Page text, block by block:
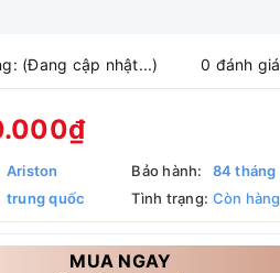
(Đang cập nhật...) 0 đánh giá
Ariston
trung quốc
Bảo hành:
84 tháng
Tình trạng: Còn hàng
MUA NGAY